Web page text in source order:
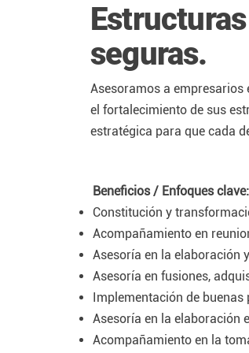
seguras.
Asesoramos a empresarios
el fortalecimiento de sus
estratégica para que cada
Beneficios / Enfoques clave:
Constitución y
Acompañamiento en
Asesoría en la elaboración
Asesoría en fusiones,
Implementación de
Asesoría en la elaboración
Acompañamiento en la